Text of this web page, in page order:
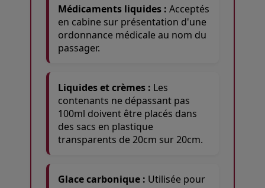
Médicaments liquides : Acceptés
en cabine sur présentation d'une
ordonnance médicale au nom du
passager.
Liquides et crèmes : Les
contenants ne dépassant pas
100ml doivent être placés dans
des sacs en plastique
transparents de 20cm sur 20cm.
Glace carbonique : Utilisée pour